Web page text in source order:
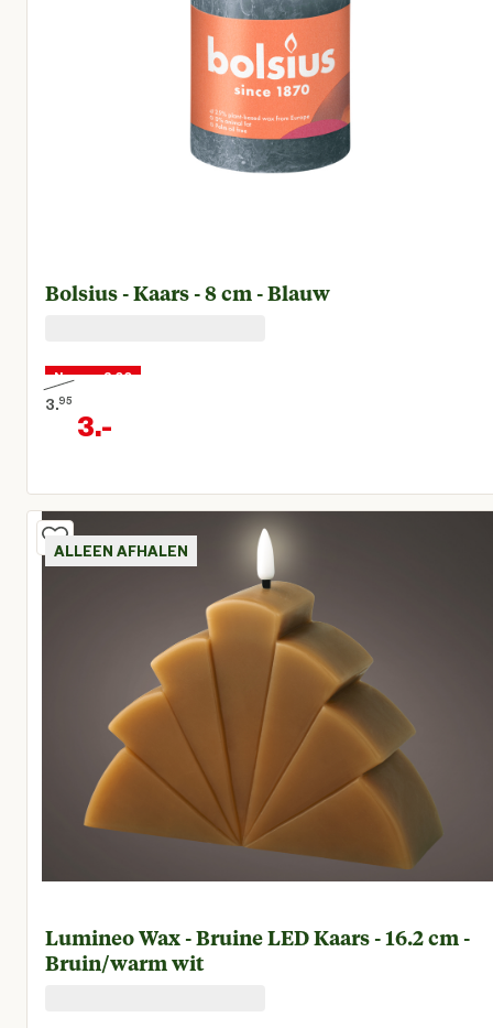
Bolsius - Kaars - 8 cm - Blauw
Nu voor 3,00
3.95
Oorspronkelijke prijs € 3,95
3.-
Huidige prijs € 3,00
ALLEEN AFHALEN
Lumineo Wax - Bruine LED Kaars - 16.2 cm -
Bruin/warm wit